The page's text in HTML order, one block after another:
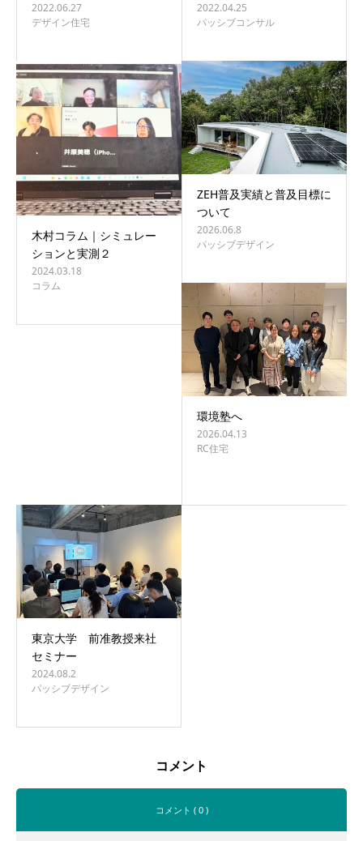
2022.06.27
デザイン住宅
2022.04.25
パッシブコンサル
木村コラム｜シミュレー
ションと実測２
2024.03.18
コラム
ZEH普及実績と普及目標に
ついて
2026.06.8
パッシブデザイン
環境塾へ
2026.04.13
RC住宅
東京大学 前准教授来社
セミナー
2024.08.2
パッシブデザイン
コメント
コメント ( 0 )